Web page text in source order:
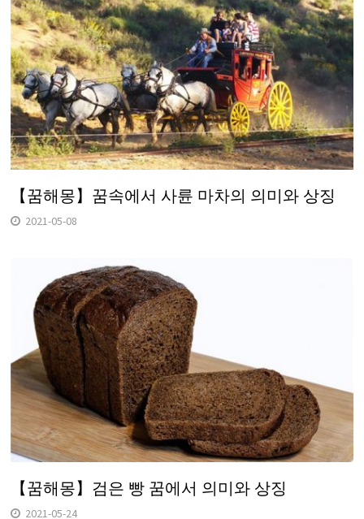
【꿈해몽】꿈속에서 사륜 마차의 의미와 상징
2021-05-08
【꿈해몽】검은 빵 꿈에서 의미와 상징
2021-05-24